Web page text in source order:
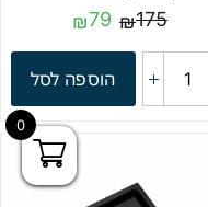
₪175
₪79
הוספה לסל
0